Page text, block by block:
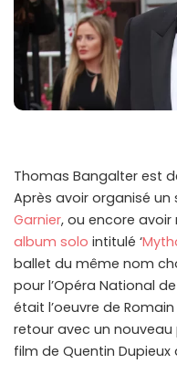
Thomas Bangalter est
Après avoir organisé un
Garnier, ou encore
album solo intitulé ‘
ballet du même nom
pour l’Opéra National
était l’oeuvre de
retour avec un nouveau
film de Quentin Dupieux